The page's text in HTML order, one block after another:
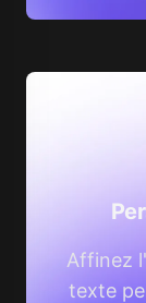
Affinez
texte